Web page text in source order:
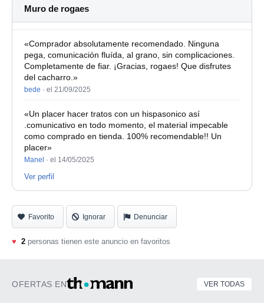
Muro de rogaes
«Comprador absolutamente recomendado. Ninguna
pega, comunicación fluída, al grano, sin complicaciones.
Completamente de fiar. ¡Gracias, rogaes! Que disfrutes
del cacharro.»
bede · el 21/09/2025
«Un placer hacer tratos con un hispasonico así
.comunicativo en todo momento, el material impecable
como comprado en tienda. 100% recomendable!! Un
placer»
Manel · el 14/05/2025
Ver perfil
Favorito Ignorar Denunciar
♥ 2 personas tienen este anuncio en favoritos
OFERTAS EN VER TODAS